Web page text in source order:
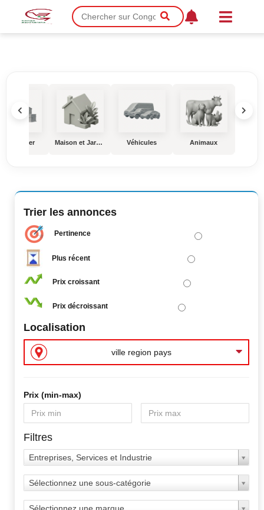
Immobilier Maison et Jardin Véhicules Animaux
Trier les annonces
Pertinence
Plus récent
Prix croissant
Prix décroissant
Localisation
ville region pays
Prix ​​(min-max)
Filtres
Entreprises, Services et Industrie
Sélectionnez une sous-catégorie